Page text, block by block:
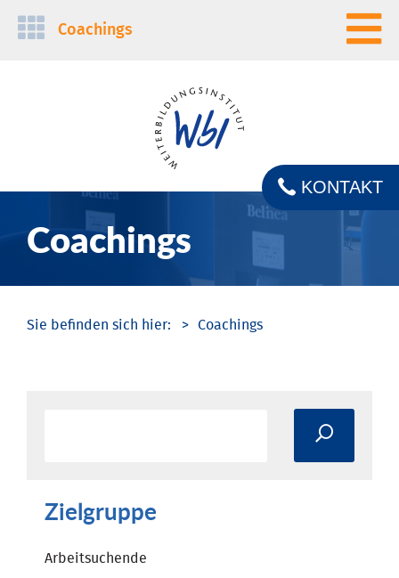
Navigation
Coachings
Coachings
KONTAKT
Coachings
Zielgruppe
Arbeitsuchende